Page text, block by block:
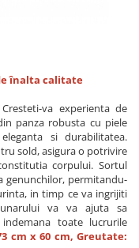
înalta calitate
va experienta de
panza robusta cu piele
si durabilitatea.
sold, asigura o potrivire
corpului. Sortul
genunchilor, permitandu-
in timp ce va ingrijiti
va va ajuta sa
toate lucrurile
cm x 60 cm, Greutate: